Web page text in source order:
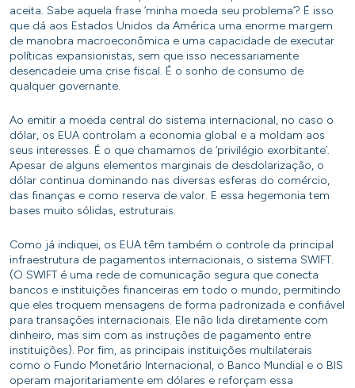
aceita. Sabe aquela frase ‘minha moeda seu problema’? É isso
que dá aos Estados Unidos da América uma enorme margem
de manobra macroeconômica e uma capacidade de executar
políticas expansionistas, sem que isso necessariamente
desencadeie uma crise fiscal. É o sonho de consumo de
qualquer governante.
Ao emitir a moeda central do sistema internacional, no caso o
dólar, os EUA controlam a economia global e a moldam aos
seus interesses. É o que chamamos de ‘privilégio exorbitante’.
Apesar de alguns elementos marginais de desdolarização, o
dólar continua dominando nas diversas esferas do comércio,
das finanças e como reserva de valor. E essa hegemonia tem
bases muito sólidas, estruturais.
Como já indiquei, os EUA têm também o controle da principal
infraestrutura de pagamentos internacionais, o sistema SWIFT.
(O SWIFT é uma rede de comunicação segura que conecta
bancos e instituições financeiras em todo o mundo, permitindo
que eles troquem mensagens de forma padronizada e confiável
para transações internacionais. Ele não lida diretamente com
dinheiro, mas sim com as instruções de pagamento entre
instituições). Por fim, as principais instituições multilaterais
como o Fundo Monetário Internacional, o Banco Mundial e o BIS
operam majoritariamente em dólares e reforçam essa